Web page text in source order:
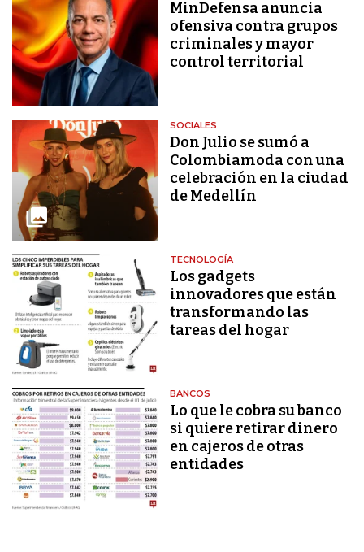
MinDefensa anuncia
ofensiva contra grupos
criminales y mayor
control territorial
SOCIALES
Don Julio se sumó a
Colombiamoda con una
celebración en la ciudad
de Medellín
TECNOLOGÍA
Los gadgets
innovadores que están
transformando las
tareas del hogar
BANCOS
Lo que le cobra su banco
si quiere retirar dinero
en cajeros de otras
entidades